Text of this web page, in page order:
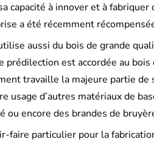
capacité à innover et à fabriquer
a été récemment
aussi du bois de grande
est accordée au
travaille la majeure partie
usage d’autres matériaux de
ou encore des brandes de
faire particulier pour la